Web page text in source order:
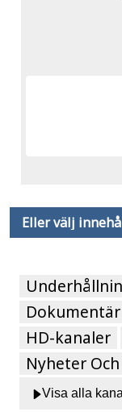
Eller välj
HD-kanaler
Nyheter
Visa alla